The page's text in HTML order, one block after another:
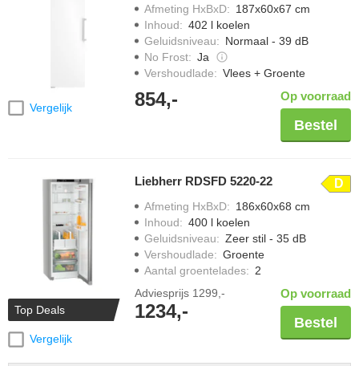
Vergelijk
Afmeting HxBxD: 187x60x67 cm
Inhoud: 402 l koelen
Geluidsniveau: Normaal - 39 dB
No Frost: Ja
Vershoudlade: Vlees + Groente
854,- Op voorraad
Bestel
Top Deals
Vergelijk
Liebherr RDSFD 5220-22 D
Afmeting HxBxD: 186x60x68 cm
Inhoud: 400 l koelen
Geluidsniveau: Zeer stil - 35 dB
Vershoudlade: Groente
Aantal groentelades: 2
Adviesprijs 1299,-
1234,-
Op voorraad
Bestel